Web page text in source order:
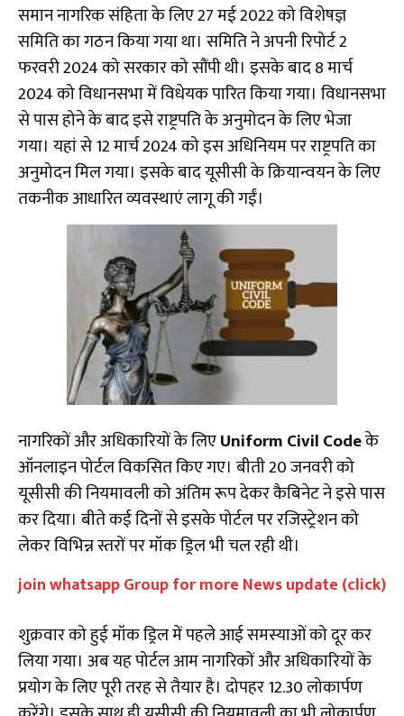
समान नागरिक संहिता के लिए 27 मई 2022 को विशेषज्ञ
समिति का गठन किया गया था। समिति ने अपनी रिपोर्ट 2
फरवरी 2024 को सरकार को सौंपी थी। इसके बाद 8 मार्च
2024 को विधानसभा में विधेयक पारित किया गया। विधानसभा
से पास होने के बाद इसे राष्ट्रपति के अनुमोदन के लिए भेजा
गया। यहां से 12 मार्च 2024 को इस अधिनियम पर राष्ट्रपति का
अनुमोदन मिल गया। इसके बाद यूसीसी के क्रियान्वयन के लिए
तकनीक आधारित व्यवस्थाएं लागू की गईं।
नागरिकों और अधिकारियों के लिएUniform Civil Codeके
ऑनलाइन पोर्टल विकसित किए गए। बीती 20 जनवरी को
यूसीसी की नियमावली को अंतिम रूप देकर कैबिनेट ने इसे पास
कर दिया। बीते कई दिनों से इसके पोर्टल पर रजिस्ट्रेशन को
लेकर विभिन्न स्तरों पर मॉक ड्रिल भी चल रही थी।
join whatsapp Group for more News update (click)
शुक्रवार को हुई मॉक ड्रिल में पहले आई समस्याओं को दूर कर
लिया गया। अब यह पोर्टल आम नागरिकों और अधिकारियों के
प्रयोग के लिए पूरी तरह से तैयार है। दोपहर 12.30 लोकार्पण